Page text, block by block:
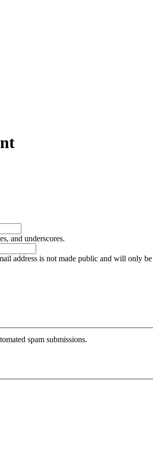
and underscores.
address is not made public and will only
spam submissions.